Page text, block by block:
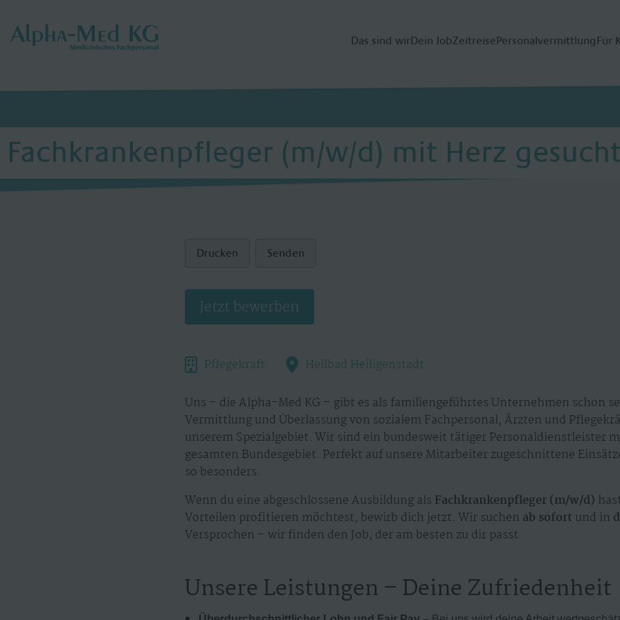
Das sind wirDein JobZeitreisePersonalvermittlung Für
Fachkrankenpfleger (m/w/d) mit Herz gesucht
Drucken Senden
Jetzt bewerben
Pflegekraft Heilbad Heiligenstadt
Uns – die Alpha-Med KG – gibt es als familiengeführtes Unternehmen schon
Vermittlung und Überlassung von sozialem Fachpersonal, Ärzten und
unserem Spezialgebiet. Wir sind ein bundesweit tätiger Personaldienstleister
gesamten Bundesgebiet. Perfekt auf unsere Mitarbeiter zugeschnittene
so besonders.
Wenn du eine abgeschlossene Ausbildung als Fachkrankenpfleger (m/w/d)
Vorteilen profitieren möchtest, bewirb dich jetzt. Wir suchen ab sofort und in
Versprochen – wir finden den Job, der am besten zu dir passt.
Unsere Leistungen – Deine Zufriedenheit